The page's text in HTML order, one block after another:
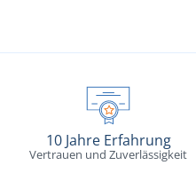
10 Jahre Erfahrung
Vertrauen und Zuverlässigkeit